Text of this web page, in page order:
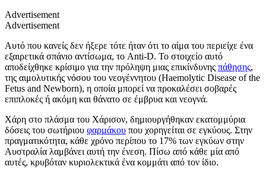
Advertisement
Advertisement
Αυτό που κανείς δεν ήξερε τότε ήταν ότι το αίμα του περιείχε ένα
εξαιρετικά σπάνιο αντίσωμα, το Anti-D. Το στοιχείο αυτό
αποδείχθηκε κρίσιμο για την πρόληψη μιας επικίνδυνης πάθησης,
της αιμολυτικής νόσου του νεογέννητου (Haemolytic Disease of the
Fetus and Newborn), η οποία μπορεί να προκαλέσει σοβαρές
επιπλοκές ή ακόμη και θάνατο σε έμβρυα και νεογνά.
Χάρη στο πλάσμα του Χάρισον, δημιουργήθηκαν εκατομμύρια
δόσεις του σωτήριου φαρμάκου που χορηγείται σε εγκύους. Στην
πραγματικότητα, κάθε χρόνο περίπου το 17% των εγκύων στην
Αυστραλία λαμβάνει αυτή την ένεση. Πίσω από κάθε μία από
αυτές, κρυβόταν κυριολεκτικά ένα κομμάτι από τον ίδιο.